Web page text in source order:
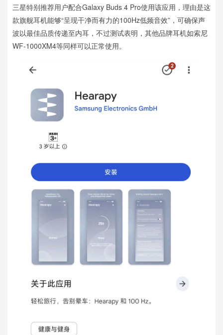
三星特别推荐用户配合Galaxy Buds 4 Pro使用该应用，理由是这
款旗舰耳机能够“呈现干净而有力的100Hz低频音效”，可确保声
波以最佳品质传递至内耳，不过测试表明，其他品牌耳机如索尼
WF-1000XM4等同样可以正常使用。